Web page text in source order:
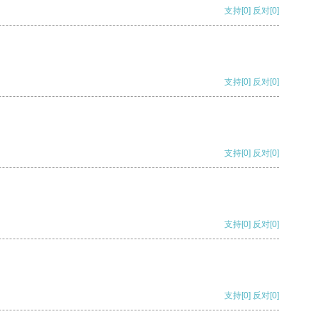
支持[0] 反对[0]
支持[0] 反对[0]
支持[0] 反对[0]
支持[0] 反对[0]
支持[0] 反对[0]